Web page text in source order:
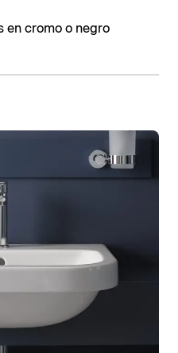
en cromo o negro